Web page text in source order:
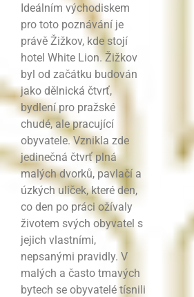
Ideálním východiskem
pro toto poznávání je
právě Žižkov, kde stojí
hotel White Lion. Žižkov
byl od začátku budován
jako dělnická čtvrť,
bydlení pro pražské
chudé, ale pracující
obyvatele. Vznikla zde
jedinečná čtvrť plná
malých dvorků, pavlačí a
úzkých uliček, které den,
co den po práci ožívaly
životem svých obyvatel s
jejich vlastními,
nepsanými pravidly. V
malých a často tmavých
bytech se obyvatelé tísnili